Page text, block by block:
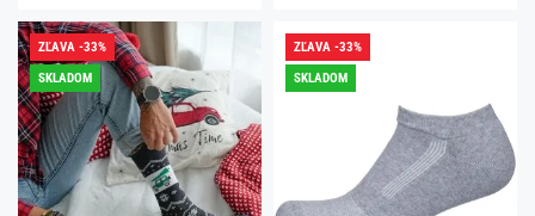
ZĽAVA -33%
SKLADOM
ZĽAVA -33%
SKLADOM